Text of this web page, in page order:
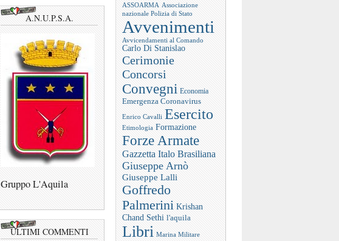
A.N.U.P.S.A.
Gruppo L'Aquila
ULTIMI COMMENTI
ASSOARMA Associazione
nazionale Polizia di Stato
Avvenimenti
Avvicendamenti al Comando
Carlo Di Stanislao
Cerimonie
Concorsi
Convegni Economia
Emergenza Coronavirus
Enrico Cavalli Esercito
Etimologia Formazione
Forze Armate
Gazzetta Italo Brasiliana
Giuseppe Arnò
Giuseppe Lalli
Goffredo
Palmerini Krishan
Chand Sethi l'aquila
Libri Marina Militare